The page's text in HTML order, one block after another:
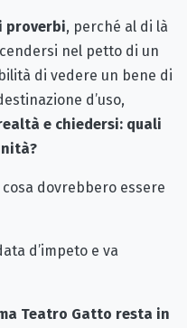
proverbi, perché al di là
nel petto di un
di vedere un bene di
d’uso,
e chiedersi: quali
dovrebbero essere
d’impeto e va
Teatro Gatto resta in